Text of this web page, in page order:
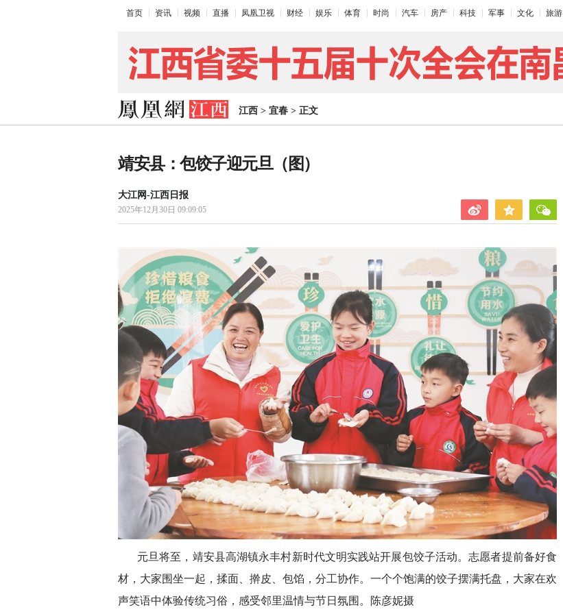
首页 资讯 视频 直播 凤凰卫视 财经 娱乐 体育 时尚 汽车 房产 科技 军事 文化 旅游
江西 > 宜春 > 正文
靖安县：包饺子迎元旦（图）
大江网-江西日报
2025年12月30日 09:09:05
元旦将至，靖安县高湖镇永丰村新时代文明实践站开展包饺子活动。志愿者提前备好食
材，大家围坐一起，揉面、擀皮、包馅，分工协作。一个个饱满的饺子摆满托盘，大家在欢
声笑语中体验传统习俗，感受邻里温情与节日氛围。陈彦妮摄